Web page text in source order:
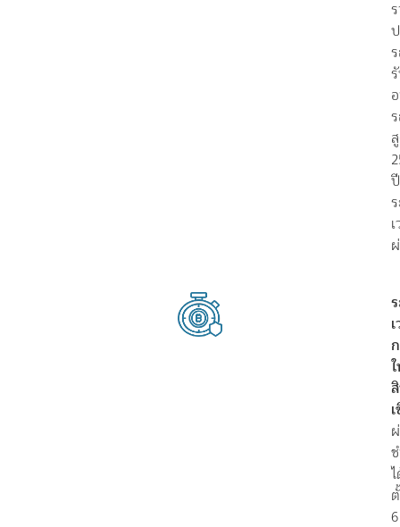
6